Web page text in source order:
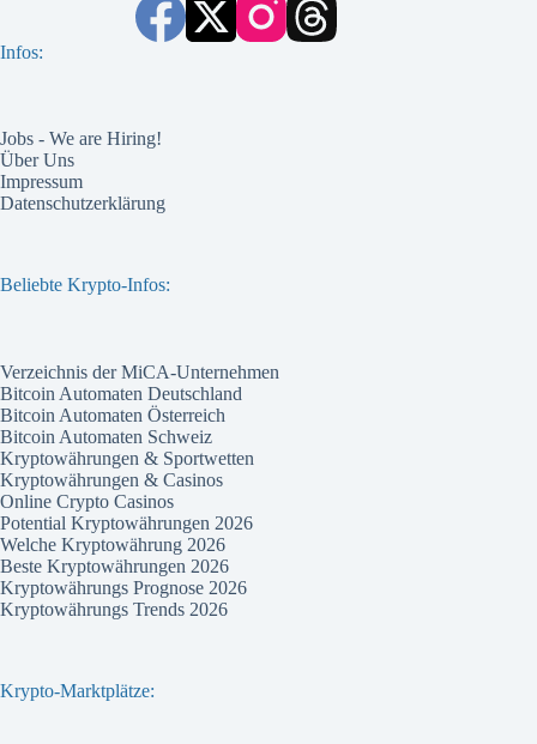
Infos:
Jobs - We are Hiring!
Über Uns
Impressum
Datenschutzerklärung
Beliebte Krypto-Infos:
Verzeichnis der MiCA-Unternehmen
Bitcoin Automaten Deutschland
Bitcoin Automaten Österreich
Bitcoin Automaten Schweiz
Kryptowährungen & Sportwetten
Kryptowährungen & Casinos
Online Crypto Casinos
Potential Kryptowährungen 2026
Welche Kryptowährung 2026
Beste Kryptowährungen 2026
Kryptowährungs Prognose 2026
Kryptowährungs Trends 2026
Krypto-Marktplätze: